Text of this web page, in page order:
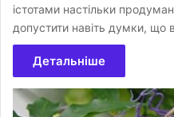
істотами настільки
допустити навіть думки, що
Детальніше